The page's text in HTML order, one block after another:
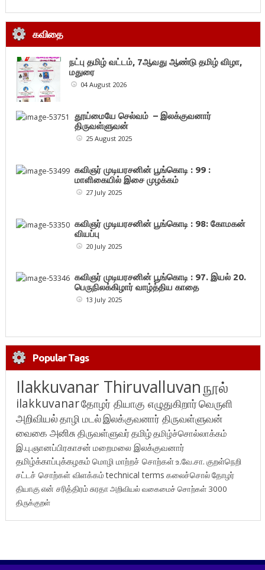
கவிதை
நட்பு தமிழ் வட்டம், 7ஆவது ஆண்டு தமிழ் விழா,
மதுரை
04 August 2026
தூய்மையே செல்வம் – இலக்குவனார்
திருவள்ளுவன்
25 August 2025
கவிஞர் முடியரசனின் பூங்கொடி : 99 :
மாளிகையில் இசை முழக்கம்
27 July 2025
கவிஞர் முடியரசனின் பூங்கொடி : 98: கோமகன்
வியப்பு
20 July 2025
கவிஞர் முடியரசனின் பூங்கொடி : 97. இயல் 20.
பெருநிலக்கிழார் வாழ்த்திய காதை
13 July 2025
Popular Tags
Ilakkuvanar Thiruvalluvanநூல்
ilakkuvanarதோழர் தியாகு எழுதுகிறார்வெருளி
அறிவியல்தாழி மடல்இலக்குவனார் திருவள்ளுவன்
வைகை அனிசுதிருவள்ளுவர்தமிழ்தமிழ்ச்சொல்லாக்கம்
இ.பு.ஞானப்பிரகாசன் மறைமலை இலக்குவனார்
தமிழ்க்காப்புக்கழகம் மொழி மாற்றச் சொற்கள்உ.வே.சா. குறள்நெறி
சட்டச் சொற்கள் விளக்கம்technical terms கலைச்சொல்தோழர்
தியாகுஎன் சரித்திரம்சுரதாஅறிவியல் வகைமைச் சொற்கள் 3000
திருக்குறள்